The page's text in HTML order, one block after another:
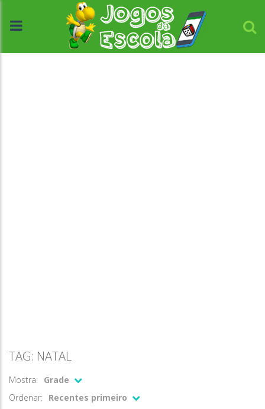
TAG: NATAL
Mostra:
Grade
Ordenar:
Recentes primeiro